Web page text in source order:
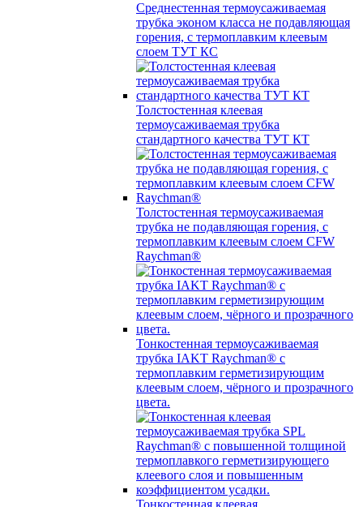
Среднестенная термоусаживаемая
трубка эконом класса не подавляющая
горения, с термоплавким клеевым
слоем ТУТ КС
Толстостенная клеевая
термоусаживаемая трубка
стандартного качества ТУТ КТ
Толстостенная термоусаживаемая
трубка не подавляющая горения, с
термоплавким клеевым слоем CFW
Raychman®
Тонкостенная термоусаживаемая
трубка IAKT Raychman® с
термоплавким герметизирующим
клеевым слоем, чёрного и прозрачного
цвета.
Тонкостенная клеевая